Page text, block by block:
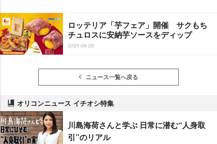
ロッテリア「芋フェア」開催 サクもち
チュロスに安納芋ソースをディップ
2025-08-28
ニュース一覧へ戻る
オリコンニュース イチオシ特集
川島海荷さんと学ぶ 日常に潜む“人身取
引”のリアル